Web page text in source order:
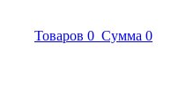
Товаров 0 Сумма 0